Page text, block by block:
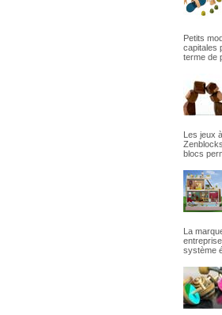
Petits
capitales
terme de
Les jeux
blocs
La
système